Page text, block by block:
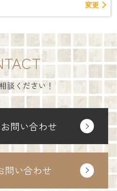
変更
談ください！
問い合わせ
問い合わせ